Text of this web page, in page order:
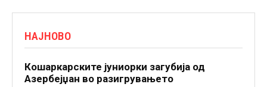
НАЈНОВО
Кошаркарските јуниорки загубија од
Азербејџан во разигрувањето